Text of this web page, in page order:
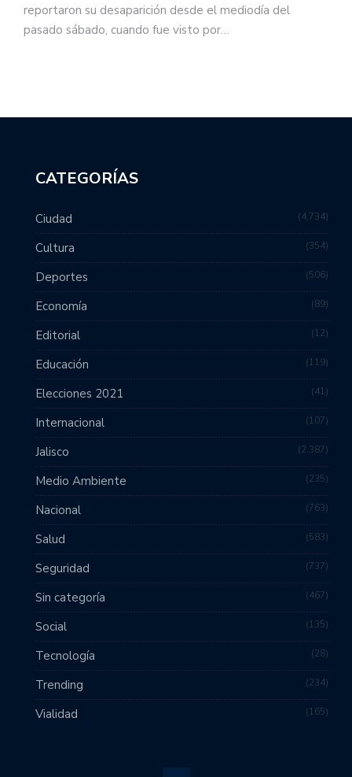
reportaron su desaparición desde el mediodía del
pasado sábado, cuando fue visto por…
CATEGORÍAS
Ciudad 4,734
Cultura 354
Deportes 506
Economía 89
Editorial 12
Educación 119
Elecciones 2021 41
Internacional 107
Jalisco 2,387
Medio Ambiente 235
Nacional 763
Salud 583
Seguridad 737
Sin categoría 467
Social 135
Tecnología 28
Trending 234
Vialidad 165